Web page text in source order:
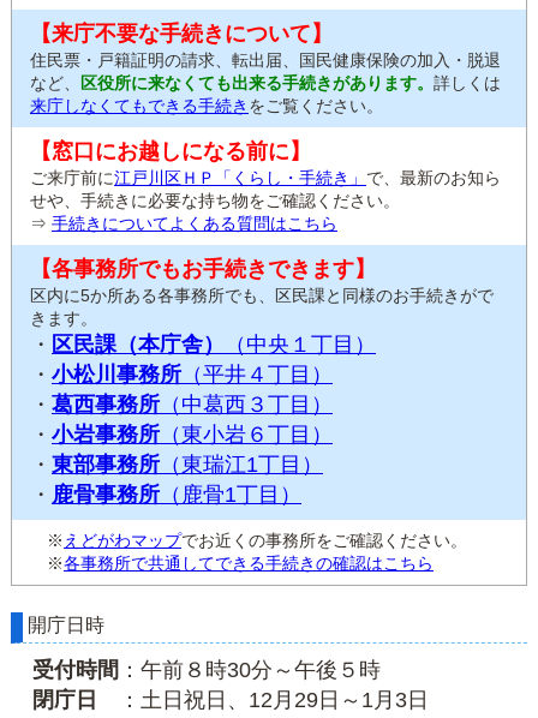
【来庁不要な手続きについて】
住民票・戸籍証明の請求、転出届、国民健康保険の加入・脱退
など、
区役所に来なくても出来る手続きがあります。 詳しくは
来庁しなくてもできる手続き をご覧ください。
【窓口にお越しになる前に】
ご来庁前に江戸川区ＨＰ「くらし・手続き」 で、最新のお知ら
せや、手続きに必要な持ち物をご確認ください。
⇒ 手続きについてよくある質問はこちら
【各事務所でもお手続きできます】
区内に5か所ある各事務所でも、区民課と同様のお手続きがで
きます。
・ 区民課（本庁舎）
（中央１丁目）
・ 小松川事務所 （平井４丁目）
・ 葛西事務所 （中葛西３丁目）
・ 小岩事務所 （東小岩６丁目）
・ 東部事務所 （東瑞江1丁目）
・ 鹿骨事務所 （鹿骨1丁目）
※ えどがわマップでお近くの事務所をご確認ください。
※各事務所で共通してできる手続きの確認はこちら
開庁日時
受付時間 ：午前８時30分～午後５時
閉庁日
：土日祝日、12月29日～1月3日